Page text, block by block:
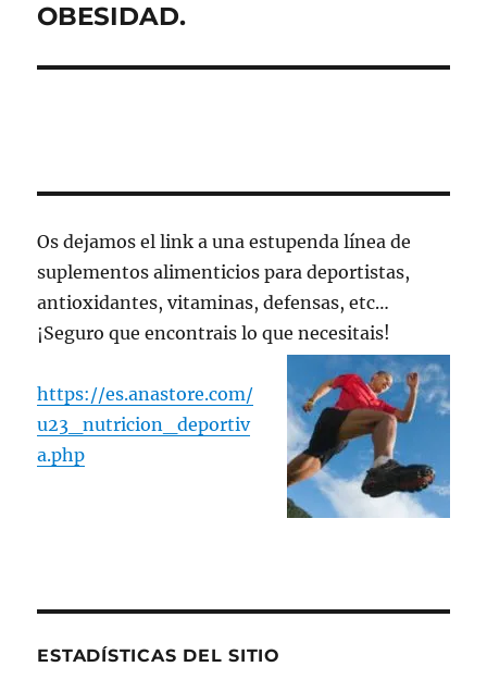
OBESIDAD.
Os dejamos el link a una estupenda línea de
suplementos alimenticios para deportistas,
antioxidantes, vitaminas, defensas, etc…
¡Seguro que encontrais lo que necesitais!
https://es.anastore.com/
u23_nutricion_deportiv
a.php
ESTADÍSTICAS DEL SITIO